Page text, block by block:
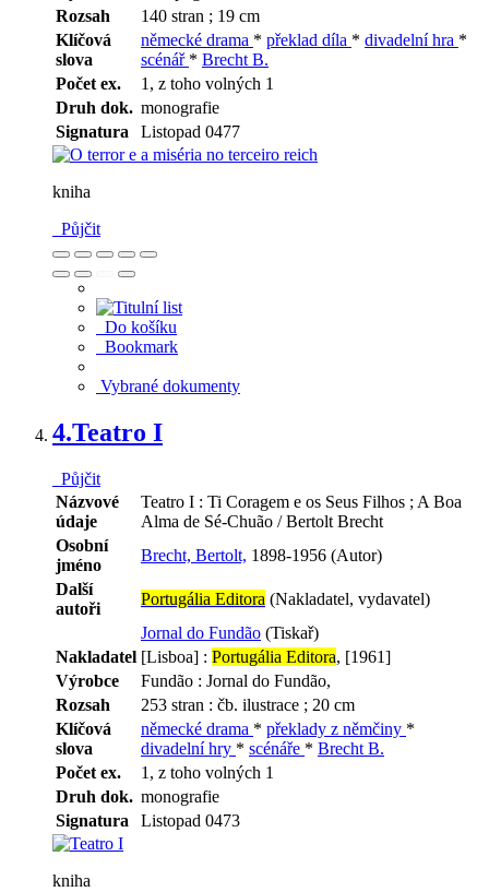
Rozsah
140 stran ; 19 cm
Klíčová
slova
německé drama * překlad díla * divadelní hra *
scénář * Brecht B.
Počet ex.
1, z toho volných 1
Druh dok. monografie
Signatura
Listopad 0477
kniha
Půjčit
Do košíku
Bookmark
Vybrané dokumenty
4.Teatro I
Půjčit
Názvové
údaje
Teatro I : Ti Coragem e os Seus Filhos ; A Boa
Alma de Sé-Chuão / Bertolt Brecht
Osobní
jméno
Brecht, Bertolt, 1898-1956 (Autor)
Další
autoři
Portugália Editora (Nakladatel, vydavatel)
Jornal do Fundão (Tiskař)
Nakladatel [Lisboa] : Portugália Editora, [1961]
Výrobce
Fundão : Jornal do Fundão,
Rozsah
253 stran : čb. ilustrace ; 20 cm
Klíčová
slova
německé drama * překlady z němčiny *
divadelní hry * scénáře * Brecht B.
Počet ex.
1, z toho volných 1
Druh dok. monografie
Signatura
Listopad 0473
kniha